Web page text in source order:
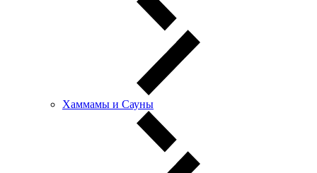
Хаммамы и Сауны